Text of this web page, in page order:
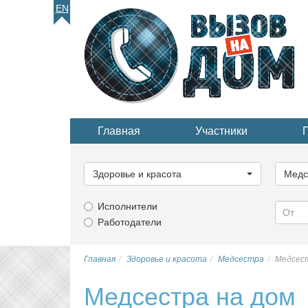
EN
Главная Участники
категорию...
Здоровье и красота
Исполнители
Работодатели
Главная Здоровье и красота Медсестра
Медсестра на дом